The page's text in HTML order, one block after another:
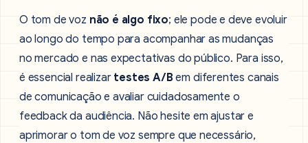
O tom de voz não é algo fixo; ele pode e deve evoluir
ao longo do tempo para acompanhar as mudanças
no mercado e nas expectativas do público. Para isso,
é essencial realizar testes A/B em diferentes canais
de comunicação e avaliar cuidadosamente o
feedback da audiência. Não hesite em ajustar e
aprimorar o tom de voz sempre que necessário,